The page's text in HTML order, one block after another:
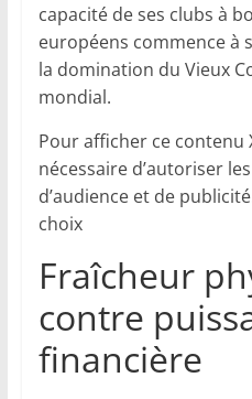
capacité de ses clubs à
européens commence à
la domination du Vieux
mondial.
Pour afficher ce contenu
nécessaire d’autoriser
d’audience et de
choix
Fraîcheur
contre
financière